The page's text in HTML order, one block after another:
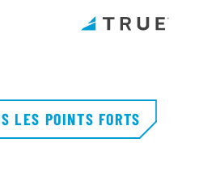
LES POINTS FORTS